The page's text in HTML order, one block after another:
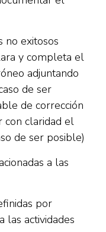
no exitosos
y completa el
adjuntando
de ser
de corrección
claridad el
de ser posible)
a las
por
las actividades